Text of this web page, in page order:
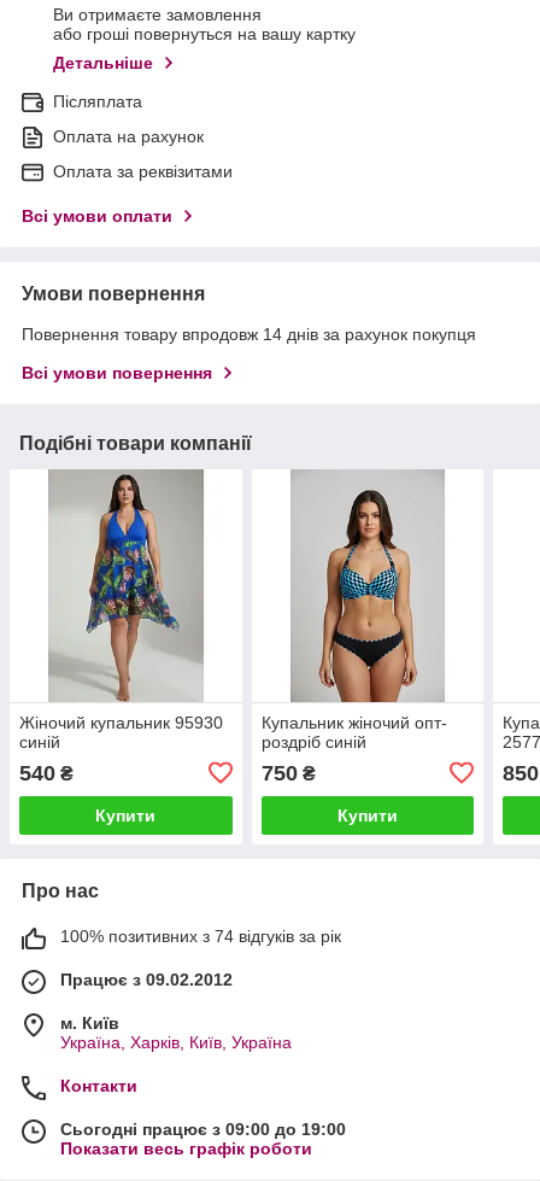
Ви отримаєте замовлення
або гроші повернуться на вашу картку
Детальніше
Післяплата
Оплата на рахунок
Оплата за реквізитами
Всі умови оплати
Умови повернення
Повернення товару впродовж 14 днів за рахунок покупця
Всі умови повернення
Подібні товари компанії
Жіночий купальник 95930
синій
540 ₴
Купити
Купальник жіночий опт-
роздріб синій
750₴
Купити
850
Про нас
100% позитивних з 74 відгуків за рік
Працює з 09.02.2012
м. Київ
Україна, Харків, Київ, Україна
Контакти
Сьогодні працює з 09:00 до 19:00
Показати весь графік роботи